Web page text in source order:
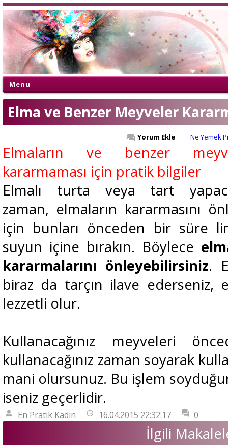
Menu
Elma ve Benzer Meyveler
Ne Yemek
Yorum Ekle
Elmaların ve benzer
kararmaması için pratik bilgiler
Elmalı turta veya tart
zaman, elmaların kararmasını
için bunları önceden bir süre
suyun içine bırakın. Böylece
kararmalarını önleyebilirsiniz.
biraz da tarçın ilave ederseniz,
lezzetli olur.
Kullanacağınız meyveleri
kullanacağınız zaman soyarak
mani olursunuz. Bu işlem
iseniz geçerlidir.
En Pratik Kadın 16.04.2015 22:32:17 0
İlgili